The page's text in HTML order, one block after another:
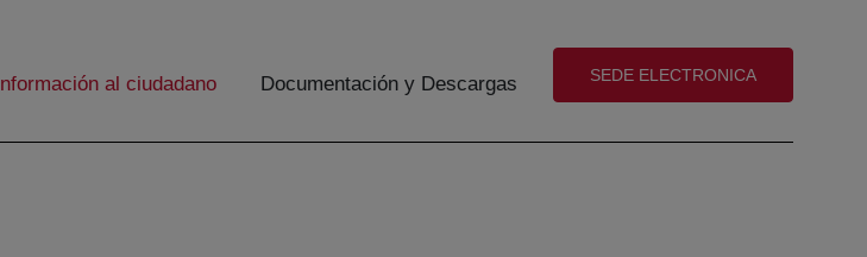
Información al ciudadano Documentación y Descargas (abre en nueva ventana)
SEDE ELECTRONICA